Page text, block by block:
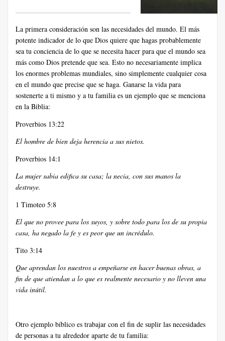
La primera consideración son las necesidades del mundo. El más
potente indicador de lo que Dios quiere que hagas probablemente
sea tu conciencia de lo que se necesita hacer para que el mundo sea
más como Dios pretende que sea. Esto no necesariamente implica
los enormes problemas mundiales, sino simplemente cualquier cosa
en el mundo que precise que se haga. Ganarse la vida para
sostenerte a ti mismo y a tu familia es un ejemplo que se menciona
en la Biblia:
Proverbios 13:22
El hombre de bien deja herencia a sus nietos.
Proverbios 14:1
La mujer sabia edifica su casa; la necia, con sus manos la
destruye.
1 Timoteo 5:8
El que no provee para los suyos, y sobre todo para los de su propia
casa, ha negado la fe y es peor que un incrédulo.
Tito 3:14
Que aprendan los nuestros a empeñarse en hacer buenas obras, a
fin de que atiendan a lo que es realmente necesario y no lleven una
vida inútil.
Otro ejemplo bíblico es trabajar con el fin de suplir las necesidades
de personas a tu alrededor aparte de tu familia: